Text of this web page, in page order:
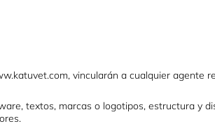
vincularán a cualquier agente
textos, marcas o logotipos, estructura y